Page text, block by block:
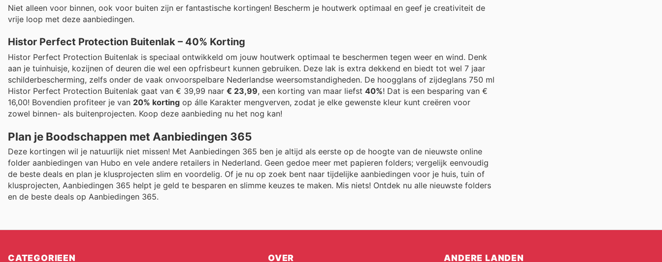
Niet alleen voor binnen, ook voor buiten zijn er fantastische kortingen! Bescherm je houtwerk optimaal en geef je creativiteit de
vrije loop met deze aanbiedingen.
Histor Perfect Protection Buitenlak – 40% Korting
Histor Perfect Protection Buitenlak is speciaal ontwikkeld om jouw houtwerk optimaal te beschermen tegen weer en wind. Denk
aan je tuinhuisje, kozijnen of deuren die wel een opfrisbeurt kunnen gebruiken. Deze lak is extra dekkend en biedt tot wel 7 jaar
schilderbescherming, zelfs onder de vaak onvoorspelbare Nederlandse weersomstandigheden. De hoogglans of zijdeglans 750 ml
Histor Perfect Protection Buitenlak gaat van € 39,99 naar € 23,99, een korting van maar liefst 40%! Dat is een besparing van €
16,00! Bovendien profiteer je van 20% korting op álle Karakter mengverven, zodat je elke gewenste kleur kunt creëren voor
zowel binnen- als buitenprojecten. Koop deze aanbieding nu het nog kan!
Plan je Boodschappen met Aanbiedingen 365
Deze kortingen wil je natuurlijk niet missen! Met Aanbiedingen 365 ben je altijd als eerste op de hoogte van de nieuwste online
folder aanbiedingen van Hubo en vele andere retailers in Nederland. Geen gedoe meer met papieren folders; vergelijk eenvoudig
de beste deals en plan je klusprojecten slim en voordelig. Of je nu op zoek bent naar tijdelijke aanbiedingen voor je huis, tuin of
klusprojecten, Aanbiedingen 365 helpt je geld te besparen en slimme keuzes te maken. Mis niets! Ontdek nu alle nieuwste folders
en de beste deals op Aanbiedingen 365.
CATEGORIEEN OVER ANDERE LANDEN